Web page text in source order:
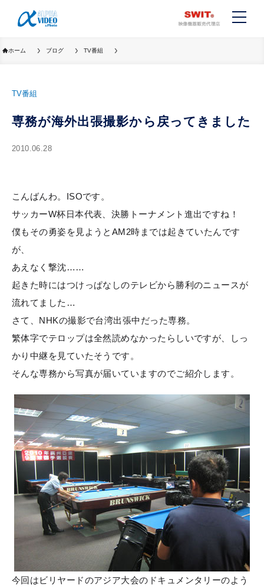
ホーム ブログ TV番組
TV番組
専務が海外出張撮影から戻ってきました
2010.06.28
こんばんわ。ISOです。
サッカーW杯日本代表、決勝トーナメント進出ですね！
僕もその勇姿を見ようとAM2時までは起きていたんです
が、
あえなく撃沈……
起きた時にはつけっぱなしのテレビから勝利のニュースが
流れてました…
さて、NHKの撮影で台湾出張中だった専務。
繁体字でテロップは全然読めなかったらしいですが、しっ
かり中継を見ていたそうです。
そんな専務から写真が届いていますのでご紹介します。
今回はビリヤードのアジア大会のドキュメンタリーのよう